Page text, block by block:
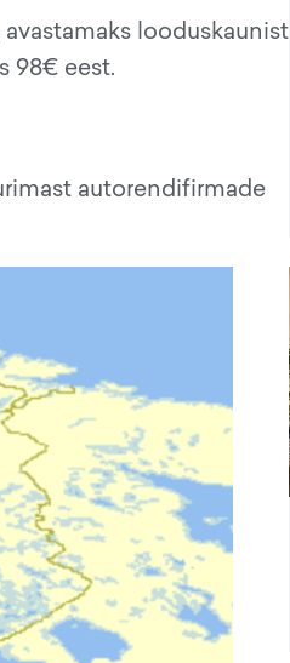
looduskaunist
98€ eest.
autorendifirmade